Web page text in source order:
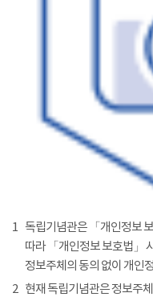
1 독립기념관은 「개인정보
따라 「개인정보 보호법」
정보주체의 동의 없이 개인
2 현재 독립기념관은 정보주